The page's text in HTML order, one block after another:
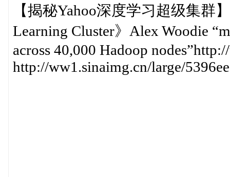
【揭秘Yahoo深度学习超级集群
Learning Cluster》Alex Woodie
across 40,000 Hadoop
http://ww1.sinaimg.cn/large/